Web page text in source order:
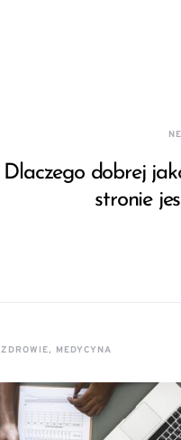
Dlaczego dobrej
stronie
ZDROWIE, MEDYCYNA